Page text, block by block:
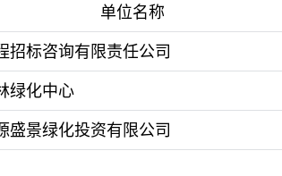
单位名称
招标咨询有限责任公司
绿化中心
盛景绿化投资有限公司